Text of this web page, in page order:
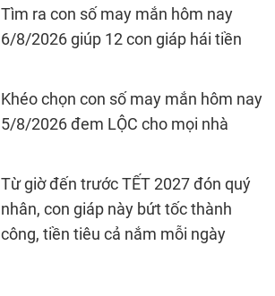
Tìm ra con số may mắn hôm nay
6/8/2026 giúp 12 con giáp hái tiền
Khéo chọn con số may mắn hôm nay
5/8/2026 đem LỘC cho mọi nhà
Từ giờ đến trước TẾT 2027 đón quý
nhân, con giáp này bứt tốc thành
công, tiền tiêu cả nắm mỗi ngày